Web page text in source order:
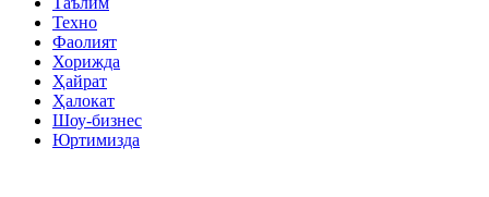
Техно
Фаолият
Хорижда
Ҳайрат
Ҳалокат
Шоу-бизнес
Юртимизда